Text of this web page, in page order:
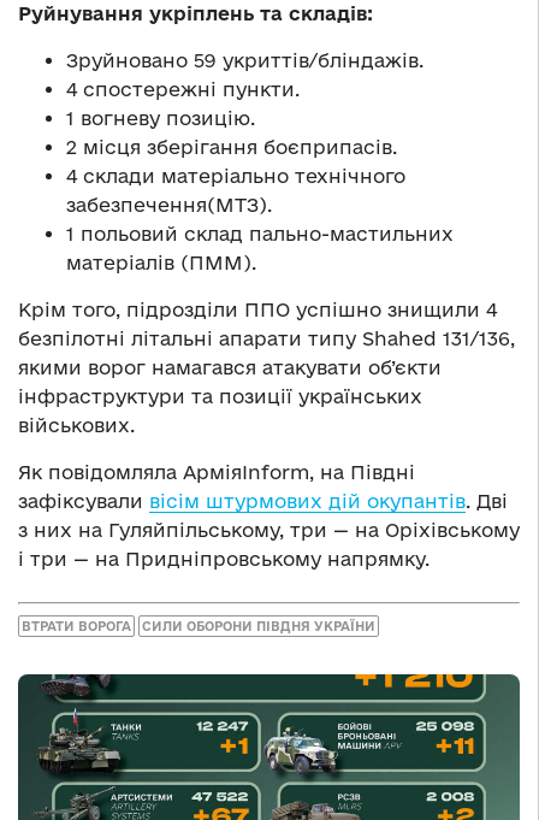
Руйнування укріплень та складів:
Зруйновано 59 укриттів/бліндажів.
4 спостережні пункти.
1 вогневу позицію.
2 місця зберігання боєприпасів.
4 склади матеріально технічного
забезпечення(МТЗ).
1 польовий склад пально-мастильних
матеріалів (ПММ).
Крім того, підрозділи ППО успішно знищили 4
безпілотні літальні апарати типу Shahed 131/136,
якими ворог намагався атакувати об’єкти
інфраструктури та позиції українських
військових.
Як повідомляла АрміяInform, на Півдні
зафіксували вісім штурмових дій окупантів. Дві
з них на Гуляйпільському, три — на Оріхівському
і три — на Придніпровському напрямку.
ВТРАТИ ВОРОГА СИЛИ ОБОРОНИ ПІВДНЯ УКРАЇНИ